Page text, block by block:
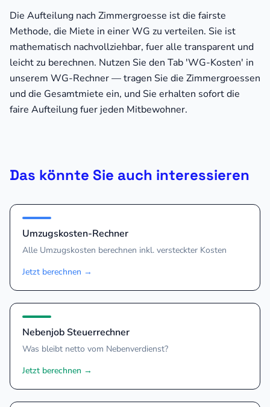
Die Aufteilung nach Zimmergroesse ist die fairste
Methode, die Miete in einer WG zu verteilen. Sie ist
mathematisch nachvollziehbar, fuer alle transparent und
leicht zu berechnen. Nutzen Sie den Tab 'WG-Kosten' in
unserem WG-Rechner — tragen Sie die Zimmergroessen
und die Gesamtmiete ein, und Sie erhalten sofort die
faire Aufteilung fuer jeden Mitbewohner.
Das könnte Sie auch interessieren
Umzugskosten-Rechner
Alle Umzugskosten berechnen inkl. versteckter Kosten
Jetzt berechnen →
Nebenjob Steuerrechner
Was bleibt netto vom Nebenverdienst?
Jetzt berechnen →